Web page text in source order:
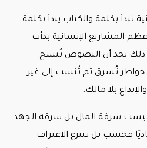
تبدأ بكلمة والكتاب يبدأ بكلمة
المشاريع الإنسانية بدأت
ذلك نجد أن النصوص تُنسخ
تُسرق ثم تُنسب إلى غير
بلا مالك.
ليست سرقة المال بل سرقة الجهد
فحسب بل تنتزع الاعتراف